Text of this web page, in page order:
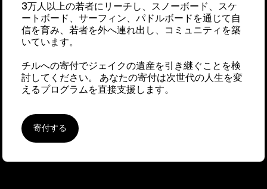
3万人以上の若者にリーチし、スノーボード、スケ
ートボード、サーフィン、パドルボードを通じて自
信を育み、若者を外へ連れ出し、コミュニティを築
いています。
チルへの寄付でジェイクの遺産を引き継ぐことを検
討してください。 あなたの寄付は次世代の人生を変
えるプログラムを直接支援します。
寄付する